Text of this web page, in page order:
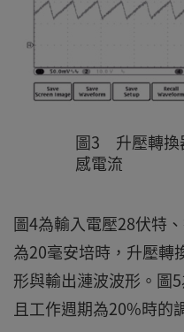
圖3 升壓轉換
感電流
圖4為輸入電壓28伏特
為20毫安培時，升壓轉
形與輸出漣波波形。圖
且工作週期為20%時的